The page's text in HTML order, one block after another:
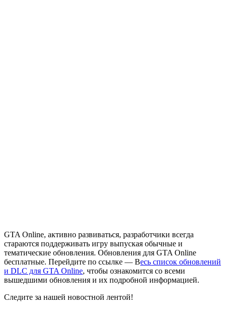
GTA Online, активно развиваться, разработчики всегда
стараются поддерживать игру выпуская обычные и
тематические обновления. Обновления для GTA Online
бесплатные. Перейдите по ссылке — Весь список обновлений
и DLC для GTA Online, чтобы ознакомится со всеми
вышедшими обновления и их подробной информацией.
Следите за нашей новостной лентой!